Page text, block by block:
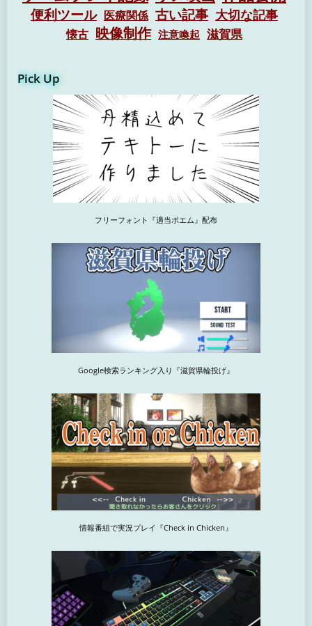
便利ツール 医療関係 古い記事 大切な記事
懐古 映像制作 注意喚起 滋賀県
Pick Up
フリーフォント『適当ポエム』配布
Google検索ランキング入り『滋賀県輪投げ』
情報番組で実況プレイ『Check in Chicken』